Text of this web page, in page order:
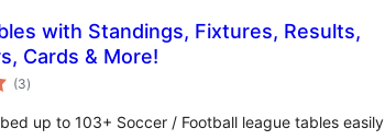
with Standings, Fixtures, Results,
Cards & More!
(3celkové
hodnotenie
)
up to 103+ Soccer / Football league tables easily